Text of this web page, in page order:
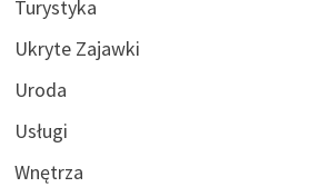
Turystyka
Ukryte Zajawki
Uroda
Usługi
Wnętrza